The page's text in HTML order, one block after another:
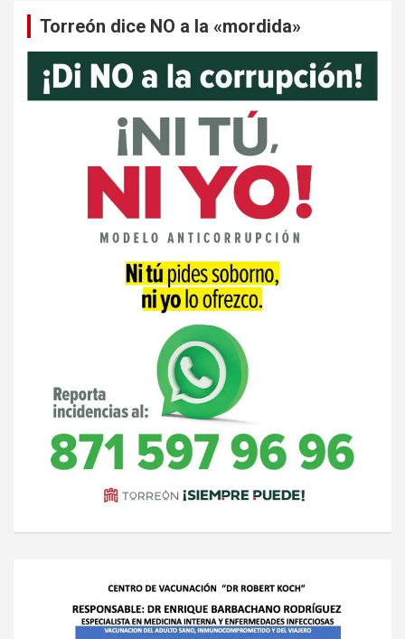
Torreón dice NO a la «mordida»